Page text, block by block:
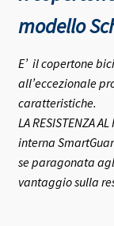
modello
E’ il copertone
all’eccezionale
caratteristiche.
LA RESISTENZA
interna
se paragonata
vantaggio sulla